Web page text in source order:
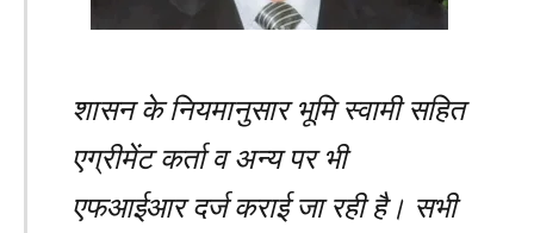
शासन के नियमानुसार भूमि स्वामी सहित
एग्रीमेंट कर्ता व अन्य पर भी
एफआईआर दर्ज कराई जा रही है। सभी